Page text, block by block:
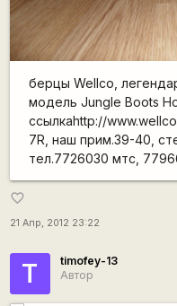
берцы Wellco,
модель Jungle Boots
ссылкаhttp://
7R, наш прим.39-40,
тел.7726030 мтс,
favorite_border
21 Апр, 2012 23:22
T
timofey-13
Автор